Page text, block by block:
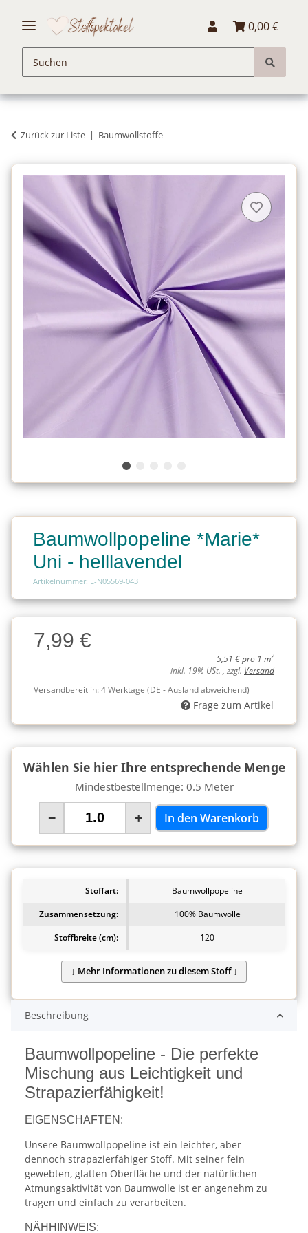
0,00 €
Zurück zur Liste Baumwollstoffe
Baumwollpopeline *Marie*
Uni - helllavendel
Artikelnummer: E-N05569-043
Charge
Charge7,99 €
5,51 € pro 1 m2
inkl. 19% USt. , zzgl. Versand
Versandbereit in:4 Werktage (DE - Ausland abweichend)
Frage zum Artikel
Wählen Sie hier Ihre entsprechende Menge
Mindestbestellmenge: 0.5 Meter
− + In den Warenkorb
Stoffart:
Baumwollpopeline
Zusammensetzung:
100% Baumwolle
Stoffbreite (cm):
120
Beschreibung
Baumwollpopeline - Die perfekte
Mischung aus Leichtigkeit und
Strapazierfähigkeit!
EIGENSCHAFTEN:
Unsere Baumwollpopeline ist ein leichter, aber
dennoch strapazierfähiger Stoff. Mit seiner fein
gewebten, glatten Oberfläche und der natürlichen
Atmungsaktivität von Baumwolle ist er angenehm zu
tragen und einfach zu verarbeiten.
NÄHHINWEIS: